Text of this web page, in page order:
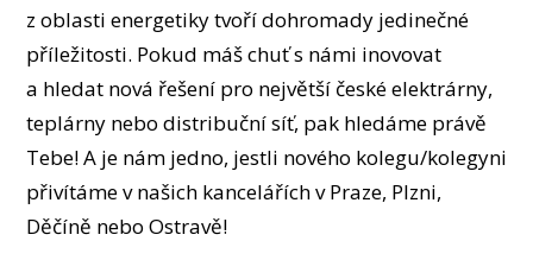
z oblasti energetiky tvoří dohromady jedinečné
příležitosti. Pokud máš chuť s námi inovovat
a hledat nová řešení pro největší české elektrárny,
teplárny nebo distribuční síť, pak hledáme právě
Tebe! A je nám jedno, jestli nového kolegu/kolegyni
přivítáme v našich kancelářích v Praze, Plzni,
Děčíně nebo Ostravě!